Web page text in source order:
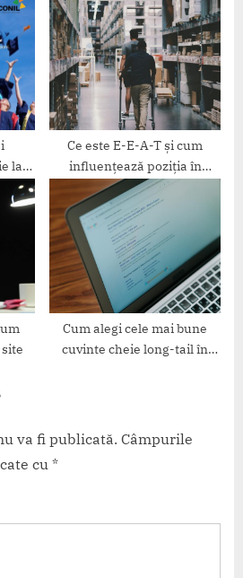
la
Ce este E-E-A-T și cum
influențează poziția în
Google
Cum alegi cele mai bune
cuvinte cheie long-tail în
va fi publicată. Câmpurile
cu *